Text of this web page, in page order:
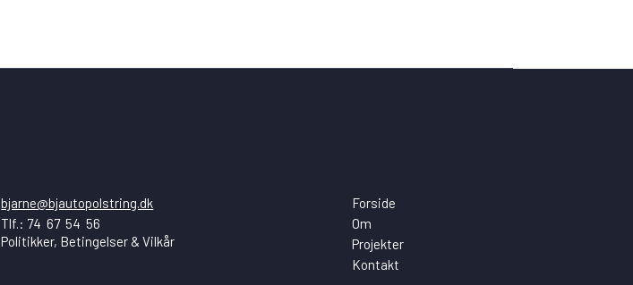
bjarne@bjautopolstring.dk
Tlf.: 74 -67-54 -56
Politikker, Betingelser & Vilkår
Forside
Om
Projekter
Kontakt